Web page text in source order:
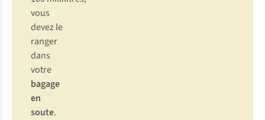
vous
devez le
ranger
dans
votre
bagage
en
soute.